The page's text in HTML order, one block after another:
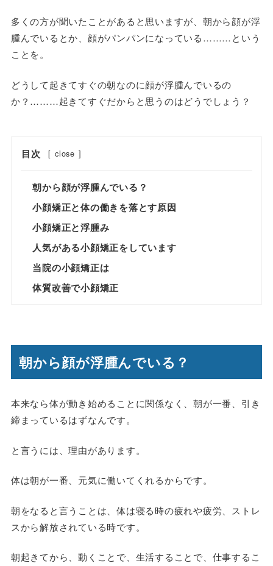
多くの方が聞いたことがあると思いますが、朝から顔が浮
腫んでいるとか、顔がパンパンになっている………という
ことを。
どうして起きてすぐの朝なのに顔が浮腫んでいるの
か？………起きてすぐだからと思うのはどうでしょう？
目次 [ close ]
朝から顔が浮腫んでいる？
小顔矯正と体の働きを落とす原因
小顔矯正と浮腫み
人気がある小顔矯正をしています
当院の小顔矯正は
体質改善で小顔矯正
朝から顔が浮腫んでいる？
本来なら体が動き始めることに関係なく、朝が一番、引き
締まっているはずなんです。
と言うには、理由があります。
体は朝が一番、元気に働いてくれるからです。
朝をなると言うことは、体は寝る時の疲れや疲労、ストレ
スから解放されている時です。
朝起きてから、動くことで、生活することで、仕事するこ